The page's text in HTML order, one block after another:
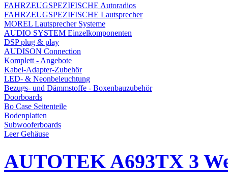
FAHRZEUGSPEZIFISCHE Autoradios
FAHRZEUGSPEZIFISCHE Lautsprecher
MOREL Lautsprecher Systeme
AUDIO SYSTEM Einzelkomponenten
DSP plug & play
AUDISON Connection
Komplett - Angebote
Kabel-Adapter-Zubehör
LED- & Neonbeleuchtung
Bezugs- und Dämmstoffe - Boxenbauzubehör
Doorboards
Bo Case Seitenteile
Bodenplatten
Subwooferboards
Leer Gehäuse
AUTOTEK A693TX 3